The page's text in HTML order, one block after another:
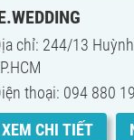
chỉ: 244/13
thoại: 094 880
XEM CHI TIẾT